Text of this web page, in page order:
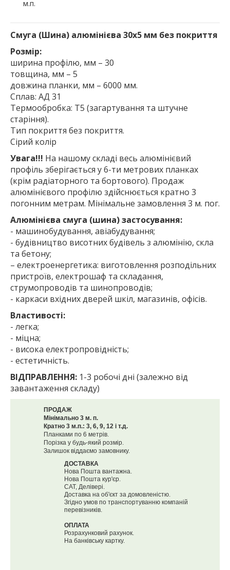
м.п.
Смуга (Шина) алюмінієва 30х5 мм без покриття
Розмір:
ширина профілю, мм – 30
товщина, мм – 5
довжина планки, мм – 6000 мм.
Сплав: АД 31
Термообробка: Т5 (загартування та штучне
старіння).
Тип покриття без покриття.
Сірий колір
Увага!!! На нашому складі весь алюмінієвий
профіль зберігається у 6-ти метрових планках
(крім радіаторного та бортового). Продаж
алюмінієвого профілю здійснюється кратно 3
погонним метрам. Мінімальне замовлення 3 м. пог.
Алюмінієва смуга (шина) застосування:
- машинобудування, авіабудування;
- будівництво висотних будівель з алюмінію, скла
та бетону;
– електроенергетика: виготовлення розподільних
пристроїв, електрошаф та складання,
струмопроводів та шинопроводів;
- каркаси вхідних дверей шкіл, магазинів, офісів.
Властивості:
- легка;
- міцна;
- висока електропровідність;
- естетичність.
ВІДПРАВЛЕННЯ: 1-3 робочі дні (залежно від
завантаження складу)
ПРОДАЖ
Мінімально 3 м. п.
Кратно 3 м.п.: 3, 6, 9, 12 і т.д.
Планками по 6 метрів.
Порізка у будь-який розмір.
Залишок віддаємо замовнику.
ДОСТАВКА
Нова Пошта вантажна.
Нова Пошта кур'єр.
САТ, Делівері.
Доставка на об'єкт за домовленістю.
Згідно умов по транспортуванню компаній
перевізників.
ОПЛАТА
Розрахунковий рахунок.
На банківську картку.